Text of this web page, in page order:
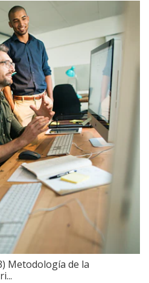
Metodología de la